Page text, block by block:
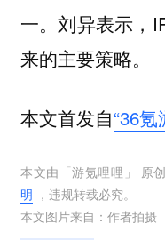
一。刘异表示，
来的主要策略。
本文首发自“36氪
本文由「游氪哩哩 」 原
明 ，违规转载必究。
本文图片来自： 作者拍摄